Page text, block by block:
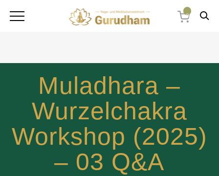
0
Muladhara –
Wurzelchakra
Workshop (2025)
– 03 Q&A